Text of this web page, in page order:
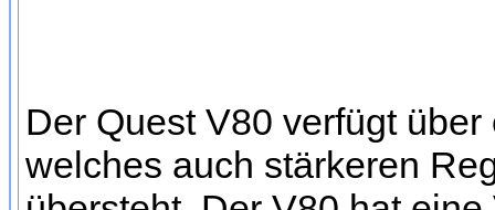
Der Quest V80 verfügt
welches auch stärkeren